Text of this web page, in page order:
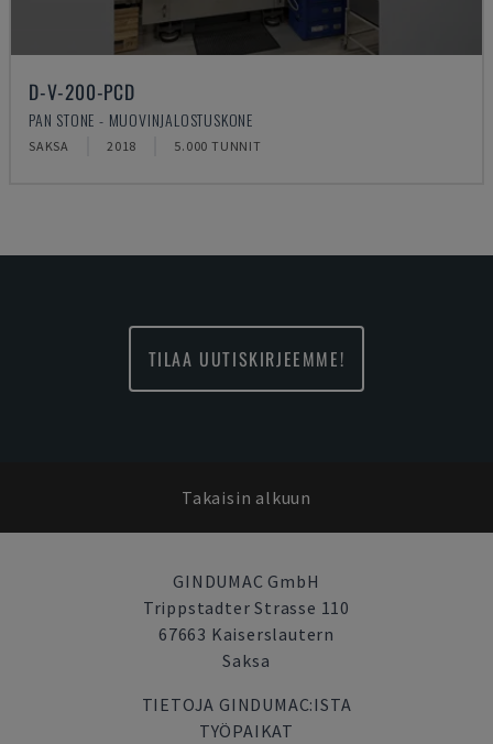
D-V-200-PCD
PAN STONE - MUOVINJALOSTUSKONE
SAKSA 2018 5.000 TUNNIT
TILAA UUTISKIRJEEMME!
Takaisin alkuun
GINDUMAC GmbH
Trippstadter Strasse 110
67663 Kaiserslautern
Saksa
TIETOJA GINDUMAC:ISTA
TYÖPAIKAT